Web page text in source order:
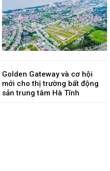
Golden Gateway và cơ hội
mới cho thị trường bất động
sản trung tâm Hà Tĩnh